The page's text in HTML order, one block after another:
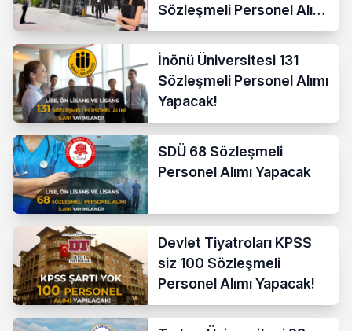
Sözleşmeli Personel Alımı
Yapacak
İnönü Üniversitesi 131
Sözleşmeli Personel Alımı
Yapacak!
SDÜ 68 Sözleşmeli
Personel Alımı Yapacak
Devlet Tiyatroları KPSS
siz 100 Sözleşmeli
Personel Alımı Yapacak!